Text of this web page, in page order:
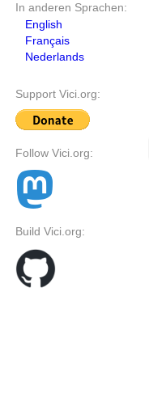
In anderen Sprachen:
English
Français
Nederlands
Support Vici.org:
Follow Vici.org:
Build Vici.org: